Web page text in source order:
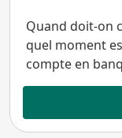
Quand doit-on
quel moment
compte en